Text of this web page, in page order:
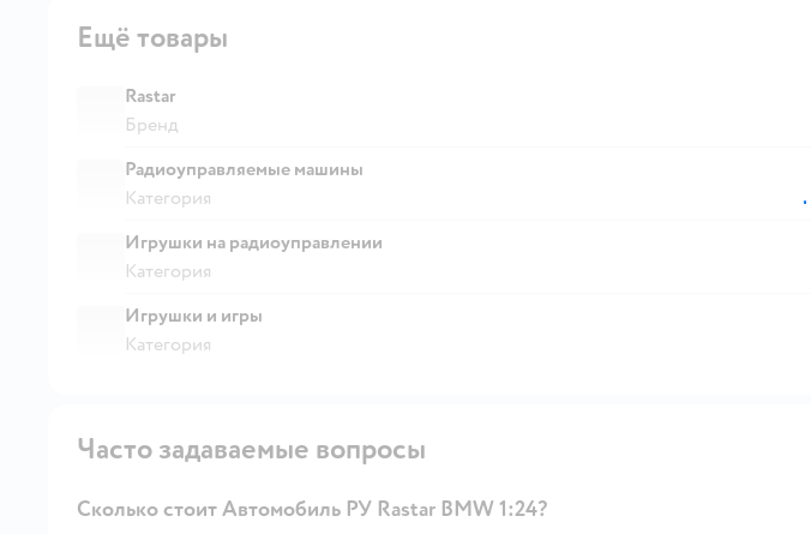
Ещё товары
Rastar
Бренд
Радиоуправляемые машины
Категория
Игрушки на радиоуправлении
Категория
Игрушки и игры
Категория
Часто задаваемые вопросы
Сколько стоит Автомобиль РУ Rastar BMW 1:24?